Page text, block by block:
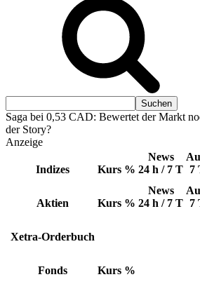
Saga bei 0,53 CAD: Bewertet der Markt
der Story?
Anzeige
Indizes Kurs %
News
24 h / 7 T 7
Aktien Kurs %
News
24 h / 7 T 7
Xetra-Orderbuch
Fonds Kurs %